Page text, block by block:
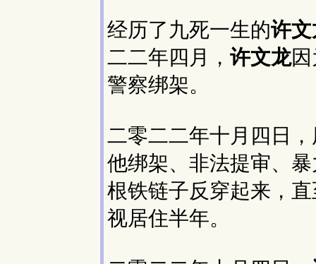
经历了九死一生的许
二二年四月， 许文龙
警察绑架。
二零二二年十月四日
他绑架、非法提审、
根铁链子反穿起来，
视居住半年。